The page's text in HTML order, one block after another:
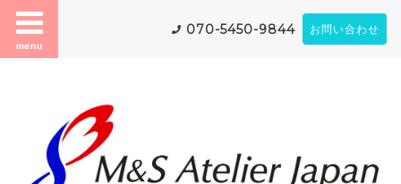
menu
070-5450-9844 お問い合わせ